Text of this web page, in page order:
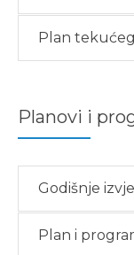
Plan
Planovi i
Godišnje
Plan i